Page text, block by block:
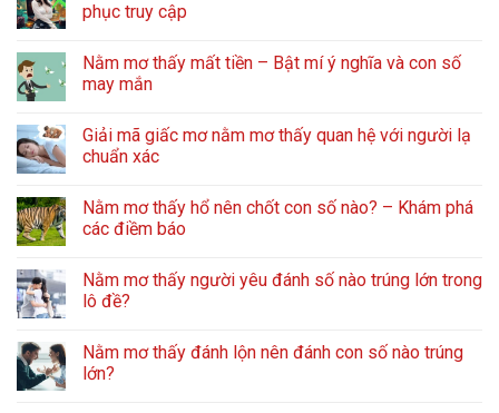
phục truy cập
Nằm mơ thấy mất tiền – Bật mí ý nghĩa và con số
may mắn
Giải mã giấc mơ nằm mơ thấy quan hệ với người lạ
chuẩn xác
Nằm mơ thấy hổ nên chốt con số nào? – Khám phá
các điềm báo
Nằm mơ thấy người yêu đánh số nào trúng lớn trong
lô đề?
Nằm mơ thấy đánh lộn nên đánh con số nào trúng
lớn?